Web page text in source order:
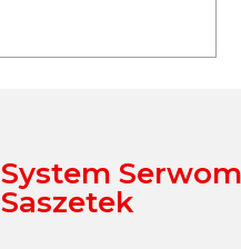
System
Saszetek